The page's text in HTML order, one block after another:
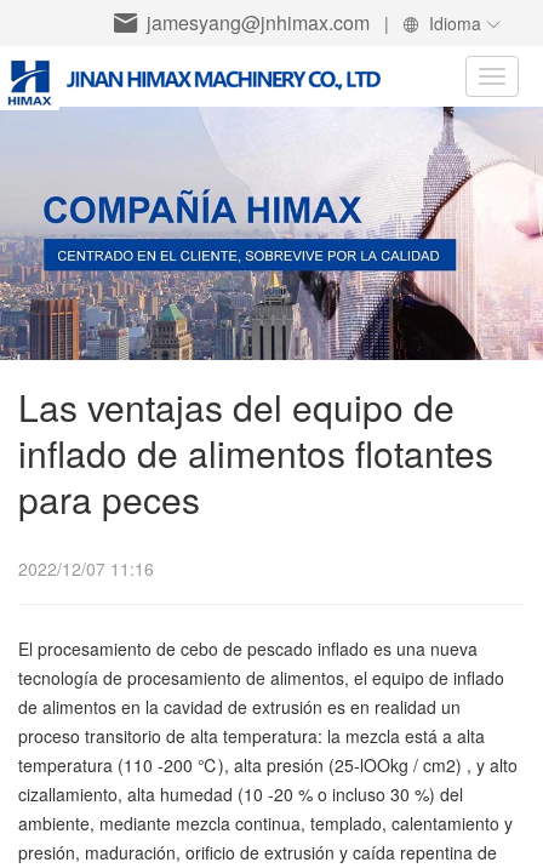
jamesyang@jnhimax.com | Idioma
Toggle
Las ventajas del equipo de
inflado de alimentos flotantes
para peces
2022/12/07 11:16
El procesamiento de cebo de pescado inflado es una nueva
tecnología de procesamiento de alimentos, el equipo de inflado
de alimentos en la cavidad de extrusión es en realidad un
proceso transitorio de alta temperatura: la mezcla está a alta
temperatura (110 -200 ℃), alta presión (25-lOOkg / cm2) , y alto
cizallamiento, alta humedad (10 -20 % o incluso 30 %) del
ambiente, mediante mezcla continua, templado, calentamiento y
presión, maduración, orificio de extrusión y caída repentina de